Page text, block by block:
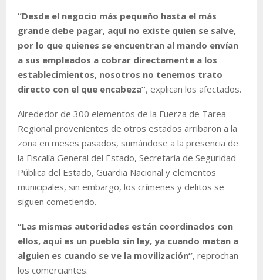
“Desde el negocio más pequeño hasta el más
grande debe pagar, aquí no existe quien se salve,
por lo que quienes se encuentran al mando envían
a sus empleados a cobrar directamente a los
establecimientos, nosotros no tenemos trato
directo con el que encabeza”, explican los afectados.
Alrededor de 300 elementos de la Fuerza de Tarea
Regional provenientes de otros estados arribaron a la
zona en meses pasados, sumándose a la presencia de
la Fiscalía General del Estado, Secretaría de Seguridad
Pública del Estado, Guardia Nacional y elementos
municipales, sin embargo, los crímenes y delitos se
siguen cometiendo.
“Las mismas autoridades están coordinados con
ellos, aquí es un pueblo sin ley, ya cuando matan a
alguien es cuando se ve la movilización”, reprochan
los comerciantes.